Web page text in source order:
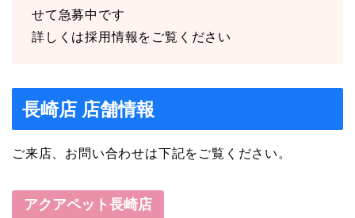
せて急募中です
詳しくは採用情報をご覧ください
長崎店 店舗情報
ご来店、お問い合わせは下記をご覧ください。
アクアペット長崎店